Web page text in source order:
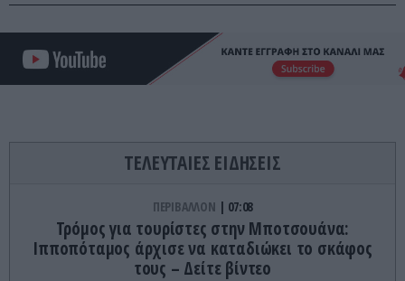
ΤΕΛΕΥΤΑΙΕΣ ΕΙΔΗΣΕΙΣ
ΠΕΡΙΒΑΛΛΟΝ 07:08
Τρόμος για τουρίστες στην Μποτσουάνα:
Ιπποπόταμος άρχισε να καταδιώκει το σκάφος
τους – Δείτε βίντεο